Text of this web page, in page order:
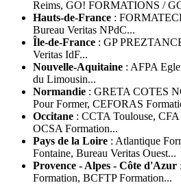
Reims, GO! FORMATIONS /
Hauts-de-France :
Bureau Veritas NPdC...
Île-de-France : GP
Veritas IdF...
Nouvelle-Aquitaine : AFPA
du Limousin...
Normandie : GRETA COTES
Pour Former, CEFORAS
Occitane : CCTA Toulouse,
OCSA Formation...
Pays de la Loire : Atlantique
Fontaine, Bureau Veritas Ouest...
Provence - Alpes - Côte d'Azur
Formation, BCFTP Formation...